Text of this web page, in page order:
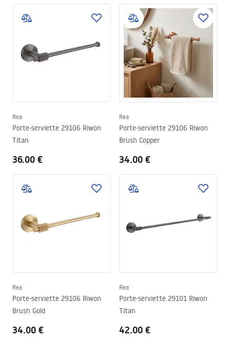
Rea
Porte-serviette 29106 Riwon
Titan
36.00 €
Rea
Porte-serviette 29106 Riwon
Brush Copper
34.00 €
Rea
Porte-serviette 29106 Riwon
Brush Gold
34.00 €
Rea
Porte-serviette 29101 Riwon
Titan
42.00 €